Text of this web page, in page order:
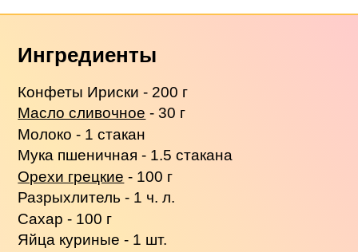
Ингредиенты
Конфеты Ириски - 200 г
Масло сливочное - 30 г
Молоко - 1 стакан
Мука пшеничная - 1.5 стакана
Орехи грецкие - 100 г
Разрыхлитель - 1 ч. л.
Сахар - 100 г
Яйца куриные - 1 шт.